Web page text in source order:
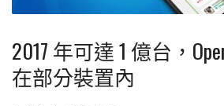
2017 年可達 1 億台，
在部分裝置內